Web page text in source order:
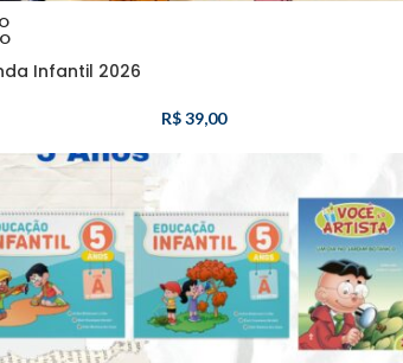
Infantil 2026
R$39,00